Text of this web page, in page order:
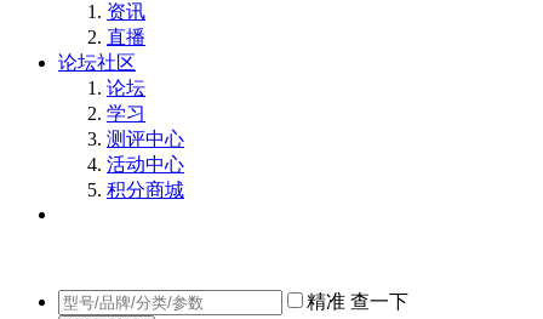
资讯
直播
论坛社区
论坛
学习
测评中心
活动中心
积分商城
精准 查一下